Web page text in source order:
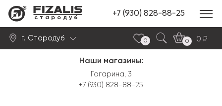
стародуб +7 (930) 828-88-25
г. Стародуб 0 0
0
Наши магазины:
Гагарина, 3
+7 (930) 828-88-25